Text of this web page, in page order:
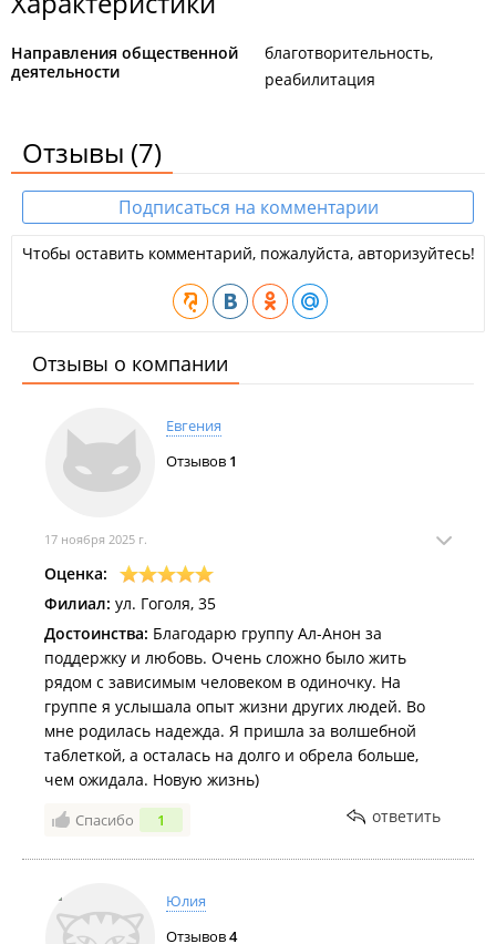
Направления общественной
деятельности
благотворительность
реабилитация
Отзывы (7)
Подписаться на комментарии
Чтобы оставить комментарий, пожалуйста, авторизуйтесь!
Отзывы о компании
Евгения
Отзывов 1
17 ноября 2025 г.
Оценка:
Филиал: ул. Гоголя, 35
Достоинства: Благодарю группу Ал-Анон за
поддержку и любовь. Очень сложно было жить
рядом с зависимым человеком в одиночку. На
группе я услышала опыт жизни других людей. Во
мне родилась надежда. Я пришла за волшебной
таблеткой, а осталась на долго и обрела больше,
чем ожидала. Новую жизнь)
Спасибо 1 ответить
Юлия
Отзывов4